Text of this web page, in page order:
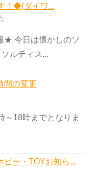
！◆(ダイワ...
★ 今日は懐かしのソ
ルティス...
間の変更
～18時までとなりま
ビー・TOYお知ら...